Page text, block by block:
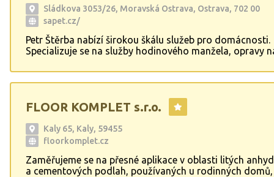
Sládkova 3053/26, Moravská Ostrava, Ostrava, 702 00
sapet.cz/
Petr Štěrba nabízí širokou škálu služeb pro domácnosti.
Specializuje se na služby hodinového manžela, opravy
zkušenostem a profesionálnímu přístupu je firma
a spolehlivě vyřešit i ty nejnáročnější požadavky svých
FLOOR KOMPLET s.r.o.
Kaly 65, Kaly, 59455
floorkomplet.cz
Zaměřujeme se na přesné aplikace v oblasti litých
a cementových podlah, používaných u rodinných domů,